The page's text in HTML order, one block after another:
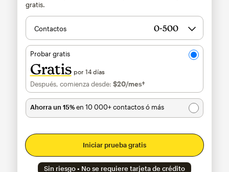
gratis.
Contactos
Probar gratis
Gratis por 14 días
Después, comienza desde: $20/mes†al mes†
Ahorra un 15%en 10 000+ contactos ó más
Iniciar prueba gratis
Sin riesgo • No se requiere tarjeta de crédito